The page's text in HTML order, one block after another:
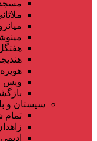
هویزه
ویس
سیستان و
تمام
ادیمی